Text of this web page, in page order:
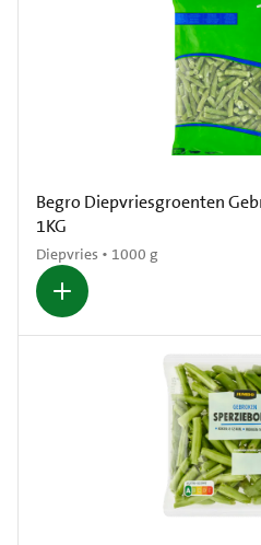
Begro Diepvriesgroenten
1KG
Diepvries • 1000 g